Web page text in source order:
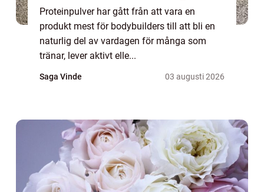
Proteinpulver har gått från att vara en
produkt mest för bodybuilders till att bli en
naturlig del av vardagen för många som
tränar, lever aktivt elle...
Saga Vinde 03 augusti 2026